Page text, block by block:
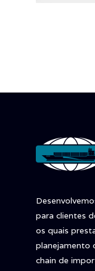
para clientes
os quais
planejamento
chain de